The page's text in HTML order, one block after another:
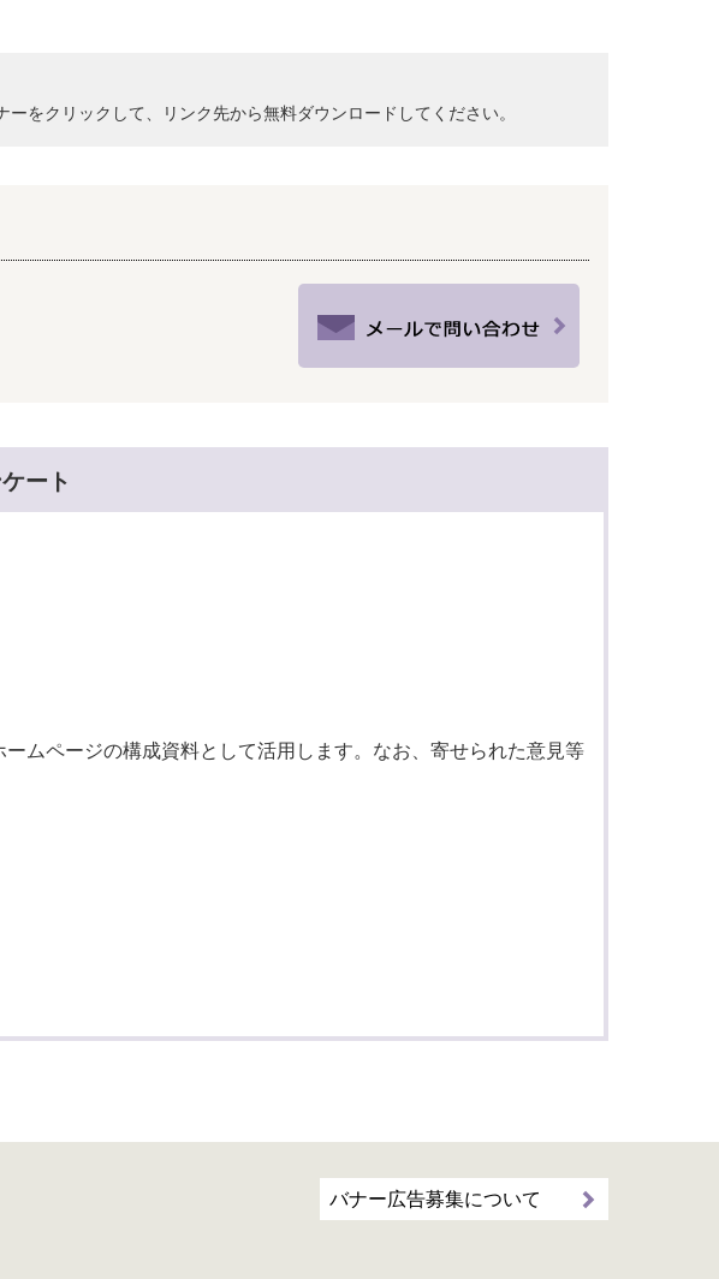
をクリックして、リンク先から無料ダウンロードしてください。
ート
ムページの構成資料として活用します。なお、寄せられた意見等
バナー広告募集について